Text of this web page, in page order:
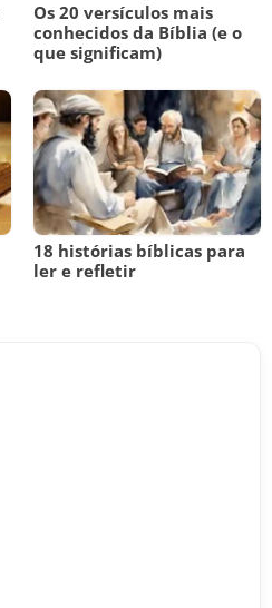
Os 20 versículos mais
conhecidos da Bíblia (e o
que significam)
18 histórias bíblicas para
ler e refletir